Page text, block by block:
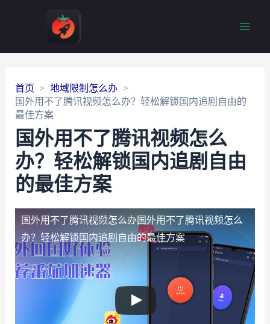
首页
地域限制怎么办
国外用不了腾讯视频怎么办？轻松解锁国内追剧自由的
最佳方案
国外用不了腾讯视频怎么
办？轻松解锁国内追剧自由
的最佳方案
国外用不了腾讯视频怎么办国外用不了腾讯视频怎么
办？轻松解锁国内追剧自由的最佳方案